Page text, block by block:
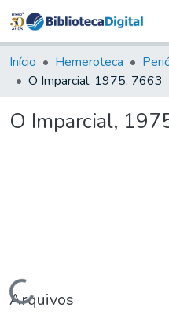
&
Início Hemeroteca
O Imparcial, 1975, 7663
O Imparcial,
Carregando...
Arquivos